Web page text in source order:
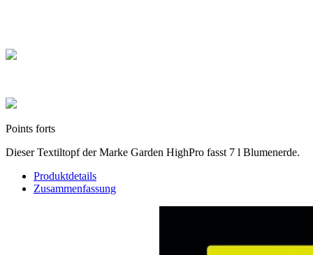
Points forts
Dieser Textiltopf der Marke Garden HighPro fasst 7 l Blumenerde.
Produktdetails
Zusammenfassung